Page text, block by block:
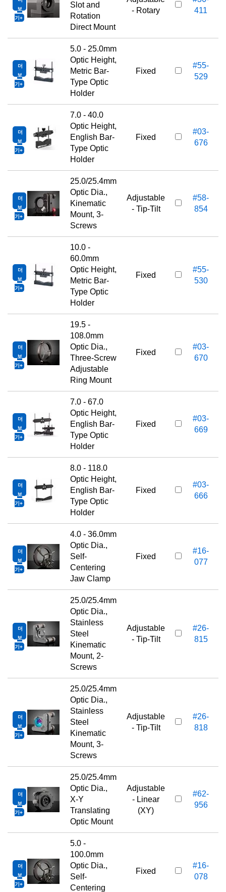
보
기
Slot and
Rotation
Direct Mount
- Rotary
411
더
보
기
5.0 - 25.0mm
Optic Height,
Metric Bar-
Type Optic
Holder
Fixed
#55-
529
더
보
기
7.0 - 40.0
Optic Height,
English Bar-
Type Optic
Holder
Fixed
#03-
676
더
보
기
25.0/25.4mm
Optic Dia.,
Kinematic
Mount, 3-
Screws
Adjustable
- Tip-Tilt
#58-
854
더
보
기
10.0 -
60.0mm
Optic Height,
Metric Bar-
Type Optic
Holder
Fixed
#55-
530
더
보
기
19.5 -
108.0mm
Optic Dia.,
Three-Screw
Adjustable
Ring Mount
Fixed
#03-
670
더
보
기
7.0 - 67.0
Optic Height,
English Bar-
Type Optic
Holder
Fixed
#03-
669
더
보
기
8.0 - 118.0
Optic Height,
English Bar-
Type Optic
Holder
Fixed
#03-
666
더
보
기
4.0 - 36.0mm
Optic Dia.,
Self-
Centering
Jaw Clamp
Fixed
#16-
077
더
보
기
25.0/25.4mm
Optic Dia.,
Stainless
Steel
Kinematic
Mount, 2-
Screws
Adjustable
- Tip-Tilt
#26-
815
더
보
기
25.0/25.4mm
Optic Dia.,
Stainless
Steel
Kinematic
Mount, 3-
Screws
Adjustable
- Tip-Tilt
#26-
818
더
보
기
25.0/25.4mm
Optic Dia.,
X-Y
Translating
Optic Mount
Adjustable
- Linear
(XY)
#62-
956
더
보
기
5.0 -
100.0mm
Optic Dia.,
Self-
Centering
Fixed
#16-
078